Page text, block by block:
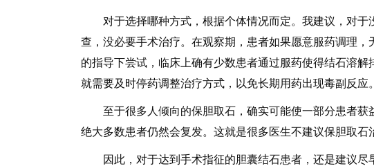
对于选择哪种方式，根据个体情况而定。我建议，对于
查，没必要手术治疗。在观察期，患者如果愿意服药调理
的指导下尝试，临床上确有少数患者通过服药使得结石溶解
就需要及时停药调整治疗方式，以免长期用药出现毒副反应。
至于很多人倾向的保胆取石，确实可能使一部分患者获
绝大多数患者仍然会复发。这就是很多医生不建议保胆取石
因此，对于达到手术指征的胆囊结石患者，还是建议尽